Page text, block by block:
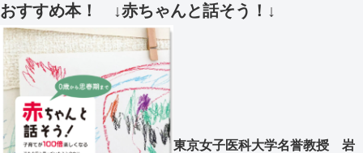
おすすめ本！ ↓赤ちゃんと話そう！↓
東京女子医科大学名誉教授 岩